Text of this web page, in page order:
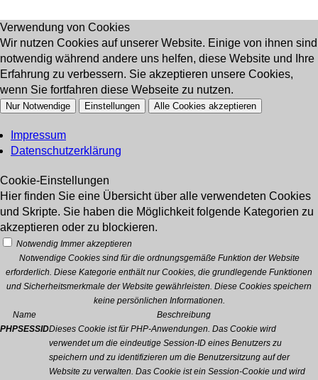
Verwendung von Cookies
Wir nutzen Cookies auf unserer Website. Einige von ihnen sind
notwendig während andere uns helfen, diese Website und Ihre
Erfahrung zu verbessern. Sie akzeptieren unsere Cookies,
wenn Sie fortfahren diese Webseite zu nutzen.
Nur Notwendige Einstellungen Alle Cookies akzeptieren
Impressum
Datenschutzerklärung
Cookie-Einstellungen
Hier finden Sie eine Übersicht über alle verwendeten Cookies
und Skripte. Sie haben die Möglichkeit folgende Kategorien zu
akzeptieren oder zu blockieren.
Notwendig Immer akzeptieren
Notwendige Cookies sind für die ordnungsgemäße Funktion der Website
erforderlich. Diese Kategorie enthält nur Cookies, die grundlegende Funktionen
und Sicherheitsmerkmale der Website gewährleisten. Diese Cookies speichern
keine persönlichen Informationen.
Name
Beschreibung
PHPSESSIDDieses Cookie ist für PHP-Anwendungen. Das Cookie wird
verwendet um die eindeutige Session-ID eines Benutzers zu
speichern und zu identifizieren um die Benutzersitzung auf der
Website zu verwalten. Das Cookie ist ein Session-Cookie und wird